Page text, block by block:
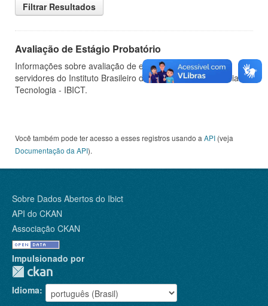
Filtrar Resultados
Avaliação de Estágio Probatório
Informações sobre avaliação de estágio probatório de
servidores do Instituto Brasileiro de Informação em Ciência e
Tecnologia - IBICT.
Você também pode ter acesso a esses registros usando a API (veja
Documentação da API).
Sobre Dados Abertos do Ibict
API do CKAN
Associação CKAN
Impulsionado por
Idioma